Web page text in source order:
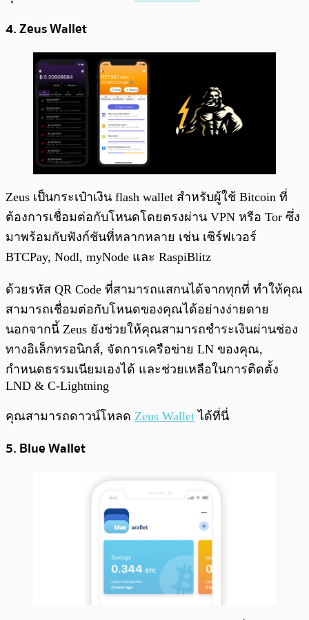
4. Zeus Wallet
Zeus เป็นกระเป๋าเงิน flash wallet สำหรับผู้ใช้ Bitcoin ที่
ต้องการเชื่อมต่อกับโหนดโดยตรงผ่าน VPN หรือ Tor ซึ่ง
มาพร้อมกับฟังก์ชันที่หลากหลาย เช่น เซิร์ฟเวอร์
BTCPay, Nodl, myNode และ RaspiBlitz
ด้วยรหัส QR Code ที่สามารถแสกนได้จากทุกที่ ทำให้คุณ
สามารถเชื่อมต่อกับโหนดของคุณได้อย่างง่ายดาย
นอกจากนี้ Zeus ยังช่วยให้คุณสามารถชำระเงินผ่านช่อง
ทางอิเล็กทรอนิกส์, จัดการเครือข่าย LN ของคุณ,
กำหนดธรรมเนียมเองได้ และช่วยเหลือในการติดตั้ง
LND & C-Lightning
คุณสามารถดาวน์โหลด Zeus Wallet ได้ที่นี่
5. Blue Wallet